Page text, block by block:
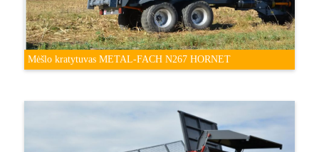
Mėšlo kratytuvas METAL-FACH N267 HORNET